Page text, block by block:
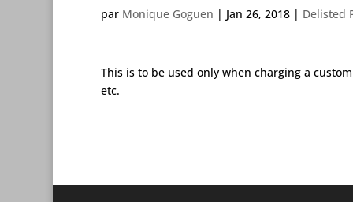
par Monique Goguen | Jan 26, 2018| Delisted
This is to be used only when charging a
etc.